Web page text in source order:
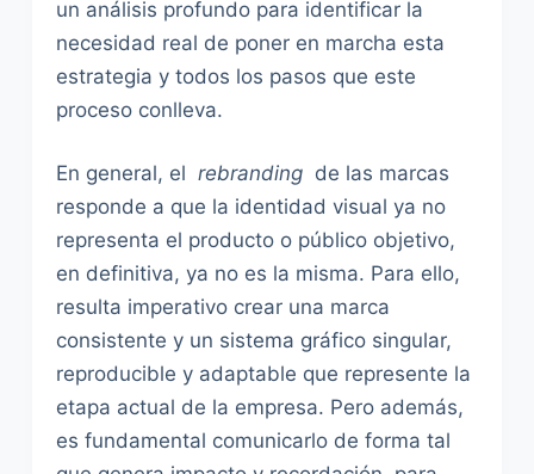
un análisis profundo para identificar la
necesidad real de poner en marcha esta
estrategia y todos los pasos que este
proceso conlleva.
En general, el rebrandingde las marcas
responde a que la identidad visual ya no
representa el producto o público objetivo,
en definitiva, ya no es la misma. Para ello,
resulta imperativo crear una marca
consistente y un sistema gráfico singular,
reproducible y adaptable que represente la
etapa actual de la empresa. Pero además,
es fundamental comunicarlo de forma tal